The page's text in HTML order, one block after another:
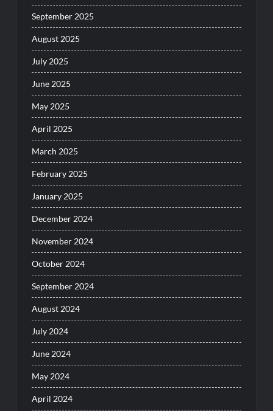
September 2025
August 2025
July 2025
June 2025
May 2025
April 2025
March 2025
February 2025
January 2025
December 2024
November 2024
October 2024
September 2024
August 2024
July 2024
June 2024
May 2024
April 2024